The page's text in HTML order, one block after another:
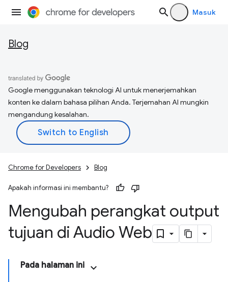
Masuk
Blog
Google menggunakan teknologi AI untuk menerjemahkan
konten ke dalam bahasa pilihan Anda. Terjemahan AI mungkin
mengandung kesalahan.
Chrome for Developers Blog
Apakah informasi ini membantu?
Mengubah perangkat output
tujuan di Audio Web
Pada halaman ini